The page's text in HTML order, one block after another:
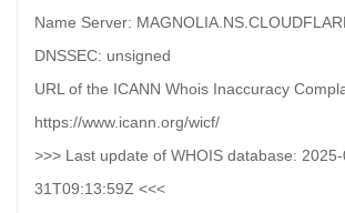
Name Server:
DNSSEC: unsigned
URL of the ICANN Whois Inaccuracy
https://www.icann.org/wicf/
>>> Last update of WHOIS database:
31T09:13:59Z <<<